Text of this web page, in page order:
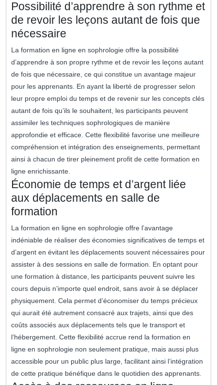
Possibilité d’apprendre à son rythme et
de revoir les leçons autant de fois que
nécessaire
La formation en ligne en sophrologie offre la possibilité
d’apprendre à son propre rythme et de revoir les leçons autant
de fois que nécessaire, ce qui constitue un avantage majeur
pour les apprenants. En ayant la liberté de progresser selon
leur propre emploi du temps et de revenir sur les concepts clés
autant de fois qu’ils le souhaitent, les participants peuvent
assimiler les techniques sophrologiques de manière
approfondie et efficace. Cette flexibilité favorise une meilleure
compréhension et intégration des enseignements, permettant
ainsi à chacun de tirer pleinement profit de cette formation en
ligne enrichissante.
Économie de temps et d’argent liée
aux déplacements en salle de
formation
La formation en ligne en sophrologie offre l’avantage
indéniable de réaliser des économies significatives de temps et
d’argent en évitant les déplacements souvent nécessaires pour
assister à des sessions en salle de formation. En optant pour
une formation à distance, les participants peuvent suivre les
cours depuis n’importe quel endroit, sans avoir à se déplacer
physiquement. Cela permet d’économiser du temps précieux
qui aurait été autrement consacré aux trajets, ainsi que des
coûts associés aux déplacements tels que le transport et
l’hébergement. Cette flexibilité accrue rend la formation en
ligne en sophrologie non seulement pratique, mais aussi plus
accessible pour un public plus large, facilitant ainsi l’intégration
de cette pratique bénéfique dans le quotidien des apprenants.